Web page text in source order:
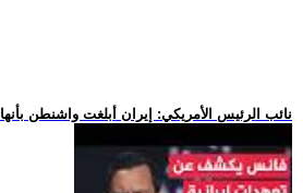
.. نائب الرئيس الأمريكي: إيران أبلغت واشنطن